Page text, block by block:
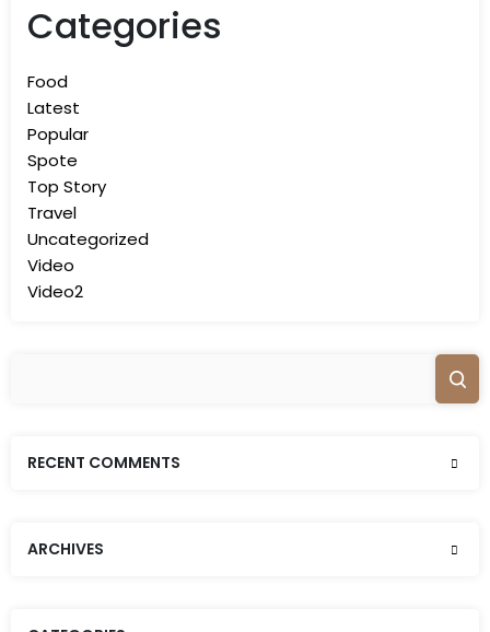
Categories
Food
Latest
Popular
Spote
Top Story
Travel
Uncategorized
Video
Video2
RECENT COMMENTS
ARCHIVES